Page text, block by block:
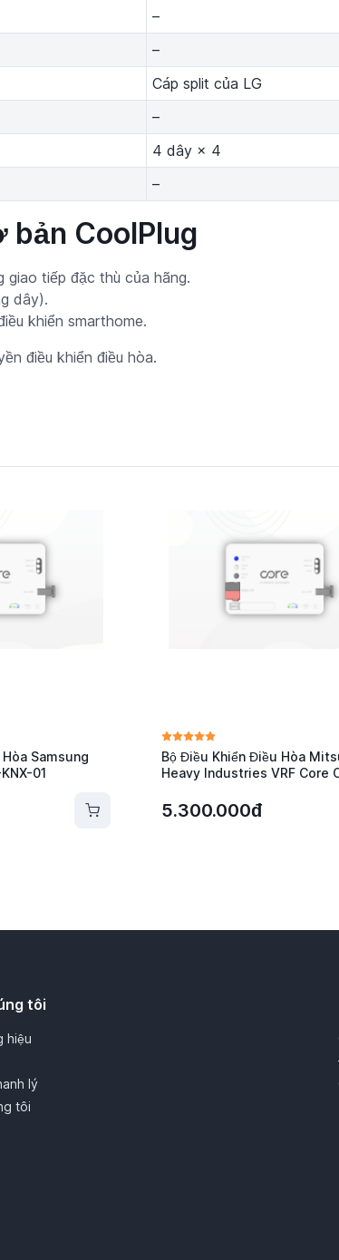
–
–
Cáp split của LG
–
4 dây × 4
–
bản CoolPlug
giao tiếp đặc thù của hãng.
dây).
khiển smarthome.
điều khiển điều hòa.
Samsung
01
Bộ Điều Khiển Điều Hòa
Heavy Industries VRF Core
5.300.000đ
tôi
hiệu
lý
tôi